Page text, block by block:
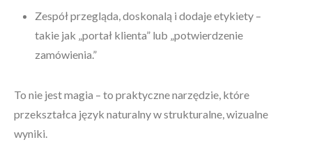
Zespół przegląda, doskonalą i dodaje etykiety –
takie jak „portał klienta” lub „potwierdzenie
zamówienia.”
To nie jest magia – to praktyczne narzędzie, które
przekształca język naturalny w strukturalne, wizualne
wyniki.